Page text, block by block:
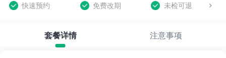
快速预约 免费改期 未检可退
套餐详情 注意事项